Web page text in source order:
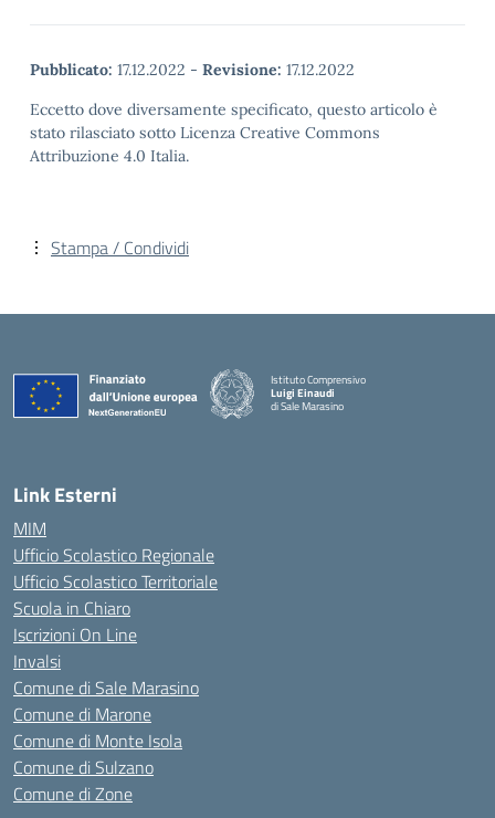
Pubblicato: 17.12.2022 - Revisione: 17.12.2022
Eccetto dove diversamente specificato, questo articolo è
stato rilasciato sotto Licenza Creative Commons
Attribuzione 4.0 Italia.
Stampa / Condividi
Istituto Comprensivo
Luigi Einaudi
di Sale Marasino
Link Esterni
MIM
Ufficio Scolastico Regionale
Ufficio Scolastico Territoriale
Scuola in Chiaro
Iscrizioni On Line
Invalsi
Comune di Sale Marasino
Comune di Marone
Comune di Monte Isola
Comune di Sulzano
Comune di Zone